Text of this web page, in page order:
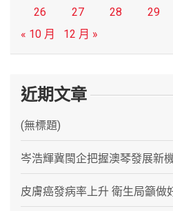
26
27 28 29
« 10 月
12 月 »
近期文章
(無標題)
岑浩輝冀閩企把握澳琴發展新
皮膚癌發病率上升 衛生局籲做